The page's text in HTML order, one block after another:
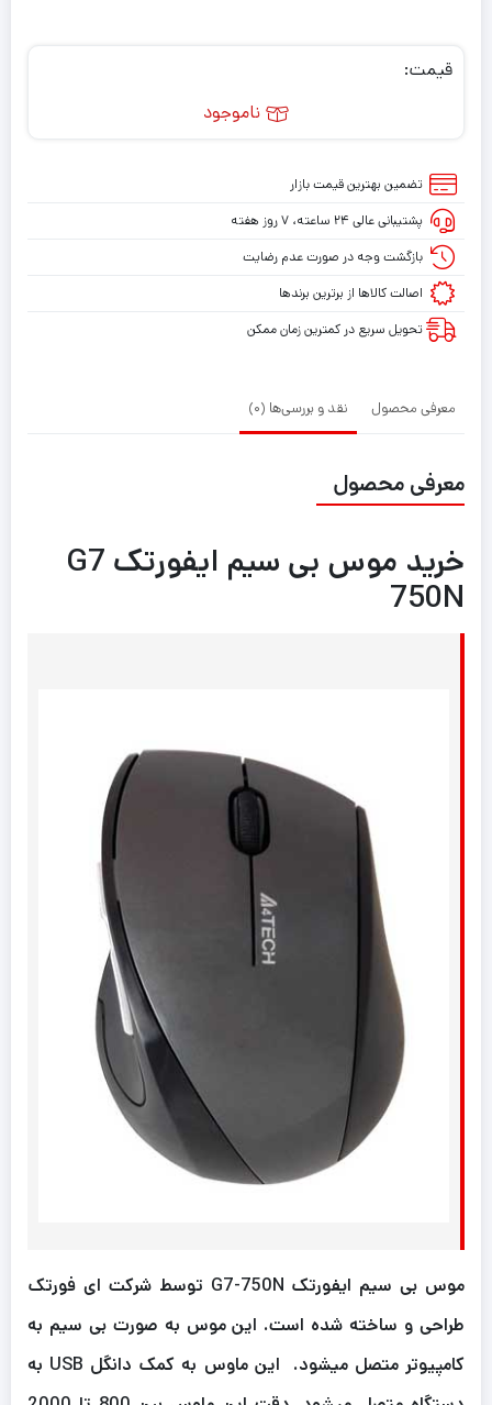
قیمت:
ناموجود
تضمین بهترین قیمت بازار
پشتیبانی عالی ۲۴ ساعته، ۷ روز هفته
بازگشت وجه در صورت عدم رضایت
اصالت کالاها از برترین برندها
تحویل سریع در کمترین زمان ممکن
معرفی محصول نقد و بررسی‌ها (0)
معرفی محصول
خرید موس بی سیم ایفورتک G7
750N
موس بی سیم ایفورتک G7-750N توسط شرکت ای فورتک
طراحی و ساخته شده است. این موس به صورت بی سیم به
کامپیوتر متصل میشود. این ماوس به کمک دانگل USB به